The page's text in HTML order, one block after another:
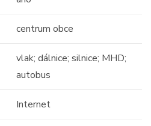
centrum obce
vlak; dálnice; silnice; MHD;
autobus
Internet